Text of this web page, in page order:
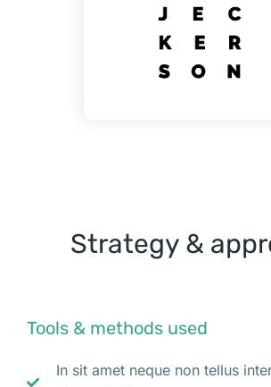
Strategy &
Tools & methods used
In sit amet neque non tellus